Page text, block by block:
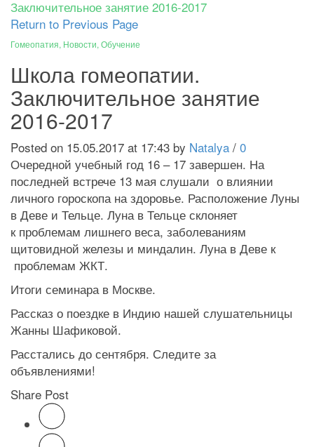
Заключительное занятие 2016-2017
Return to Previous Page
Гомеопатия, Новости, Обучение
Школа гомеопатии.
Заключительное занятие
2016-2017
Posted on 15.05.2017 at 17:43 by Natalya / 0
Очередной учебный год 16 – 17 завершен. На
последней встрече 13 мая слушали о влиянии
личного гороскопа на здоровье. Расположение Луны
в Деве и Тельце. Луна в Тельце склоняет
к проблемам лишнего веса, заболеваниям
щитовидной железы и миндалин. Луна в Деве к
проблемам ЖКТ.
Итоги семинара в Москве.
Рассказ о поездке в Индию нашей слушательницы
Жанны Шафиковой.
Расстались до сентября. Следите за
объявлениями!
Share Post